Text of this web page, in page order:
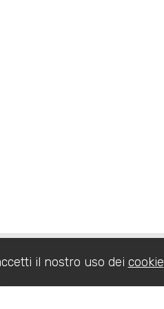
il nostro uso dei cookie